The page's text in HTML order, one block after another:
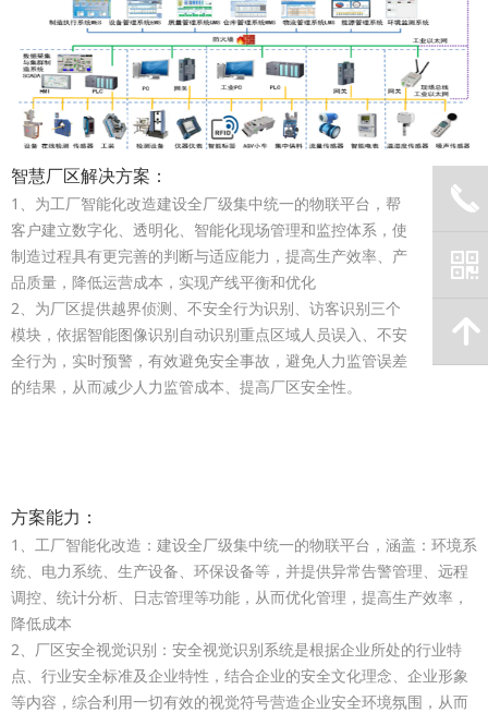
智慧厂区解决方案：
1、为工厂智能化改造建设全厂级集中统一的物联平台，帮
客户建立数字化、透明化、智能化现场管理和监控体系，使
制造过程具有更完善的判断与适应能力，提高生产效率、产
品质量，降低运营成本，实现产线平衡和优化
2、为厂区提供越界侦测、不安全行为识别、访客识别三个
模块，依据智能图像识别自动识别重点区域人员误入、不安
全行为，实时预警，有效避免安全事故，避免人力监管误差
的结果，从而减少人力监管成本、提高厂区安全性。
方案能力：
1、工厂智能化改造：建设全厂级集中统一的物联平台，涵盖：环境系
统、电力系统、生产设备、环保设备等，并提供异常告警管理、远程
调控、统计分析、日志管理等功能，从而优化管理，提高生产效率，
降低成本
2、厂区安全视觉识别：安全视觉识别系统是根据企业所处的行业特
点、行业安全标准及企业特性，结合企业的安全文化理念、企业形象
等内容，综合利用一切有效的视觉符号营造企业安全环境氛围，从而
끅
낃
녕